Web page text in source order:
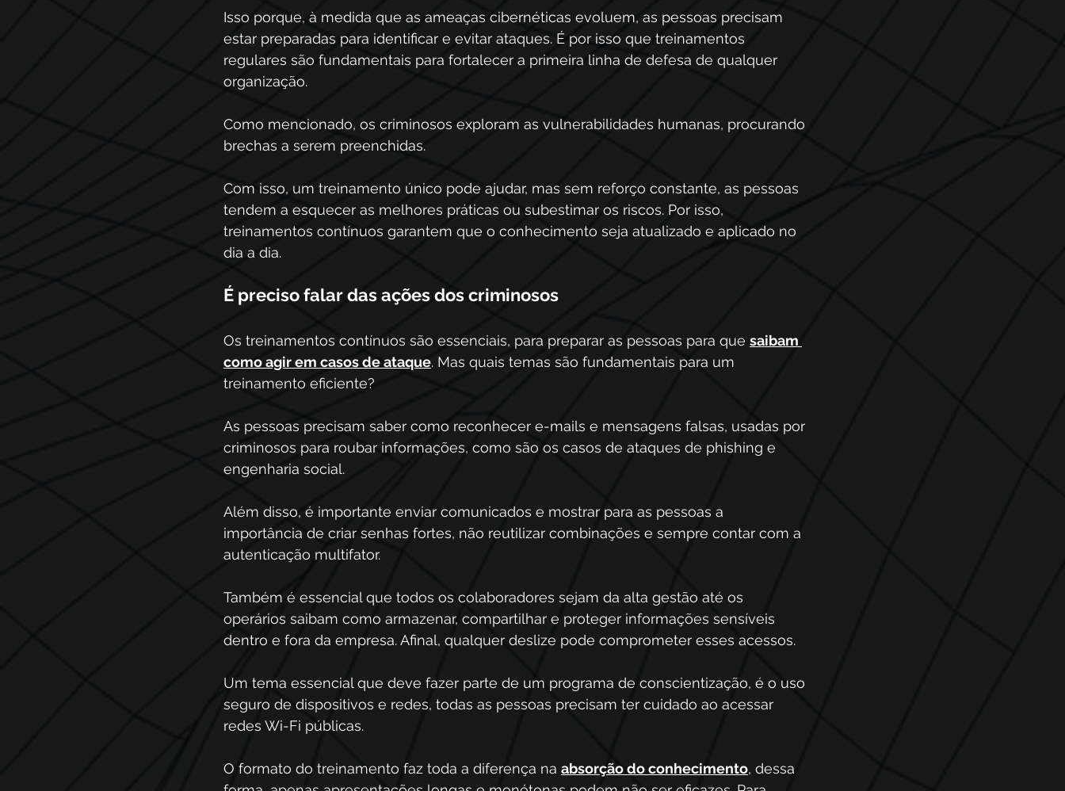
Isso porque, à medida que as ameaças cibernéticas evoluem, as pessoas precisam
estar preparadas para identificar e evitar ataques. É por isso que treinamentos
regulares são fundamentais para fortalecer a primeira linha de defesa de qualquer
organização.
Como mencionado, os criminosos exploram as vulnerabilidades humanas, procurando
brechas a serem preenchidas.
Com isso, um treinamento único pode ajudar, mas sem reforço constante, as pessoas
tendem a esquecer as melhores práticas ou subestimar os riscos. Por isso,
treinamentos contínuos garantem que o conhecimento seja atualizado e aplicado no
dia a dia.
É preciso falar das ações dos criminosos
Os treinamentos contínuos são essenciais, para preparar as pessoas para que saibam
como agir em casos de ataque. Mas quais temas são fundamentais para um
treinamento eficiente?
As pessoas precisam saber como reconhecer e-mails e mensagens falsas, usadas por
criminosos para roubar informações, como são os casos de ataques de phishing e
engenharia social.
Além disso, é importante enviar comunicados e mostrar para as pessoas a
importância de criar senhas fortes, não reutilizar combinações e sempre contar com a
autenticação multifator.
Também é essencial que todos os colaboradores sejam da alta gestão até os
operários saibam como armazenar, compartilhar e proteger informações sensíveis
dentro e fora da empresa. Afinal, qualquer deslize pode comprometer esses acessos.
Um tema essencial que deve fazer parte de um programa de conscientização, é o uso
seguro de dispositivos e redes, todas as pessoas precisam ter cuidado ao acessar
redes Wi-Fi públicas.
O formato do treinamento faz toda a diferença na absorção do conhecimento, dessa